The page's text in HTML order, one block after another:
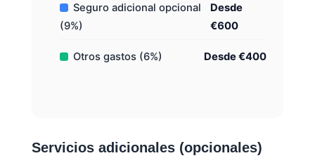
Seguro adicional opcional
(9%)
Desde
€600
Otros gastos (6%) Desde €400
Servicios adicionales (opcionales)